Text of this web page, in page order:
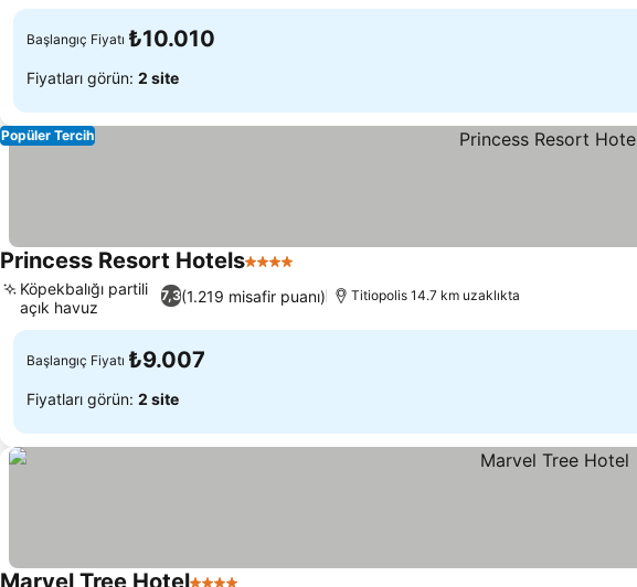
Başlangıç Fiyatı ₺10.010
Fiyatları görün: 2 site
Popüler Tercih
Princess Resort Hotels4 Yıldız
7,3(1.219 misafir puanı)
Köpekbalığı partili
açık havuz
Titiopolis 14.7 km uzaklıkta
Başlangıç Fiyatı ₺9.007
Fiyatları görün: 2 site
Marvel Tree Hotel